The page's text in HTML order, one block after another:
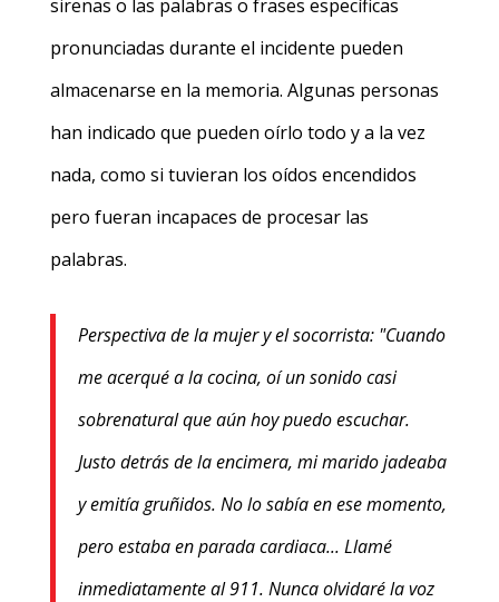
sirenas o las palabras o frases específicas
pronunciadas durante el incidente pueden
almacenarse en la memoria. Algunas personas
han indicado que pueden oírlo todo y a la vez
nada, como si tuvieran los oídos encendidos
pero fueran incapaces de procesar las
palabras.
Perspectiva de la mujer y el socorrista: "Cuando
me acerqué a la cocina, oí un sonido casi
sobrenatural que aún hoy puedo escuchar.
Justo detrás de la encimera, mi marido jadeaba
y emitía gruñidos. No lo sabía en ese momento,
pero estaba en parada cardiaca... Llamé
inmediatamente al 911. Nunca olvidaré la voz